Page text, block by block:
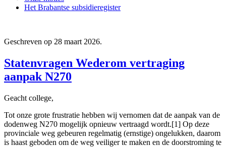
Het Brabantse subsidieregister
Geschreven op 28 maart 2026.
Statenvragen Wederom vertraging
aanpak N270
Geacht college,
Tot onze grote frustratie hebben wij vernomen dat de aanpak van de
dodenweg N270 mogelijk opnieuw vertraagd wordt.[1] Op deze
provinciale weg gebeuren regelmatig (ernstige) ongelukken, daarom
is haast geboden om de weg veiliger te maken en de doorstroming te